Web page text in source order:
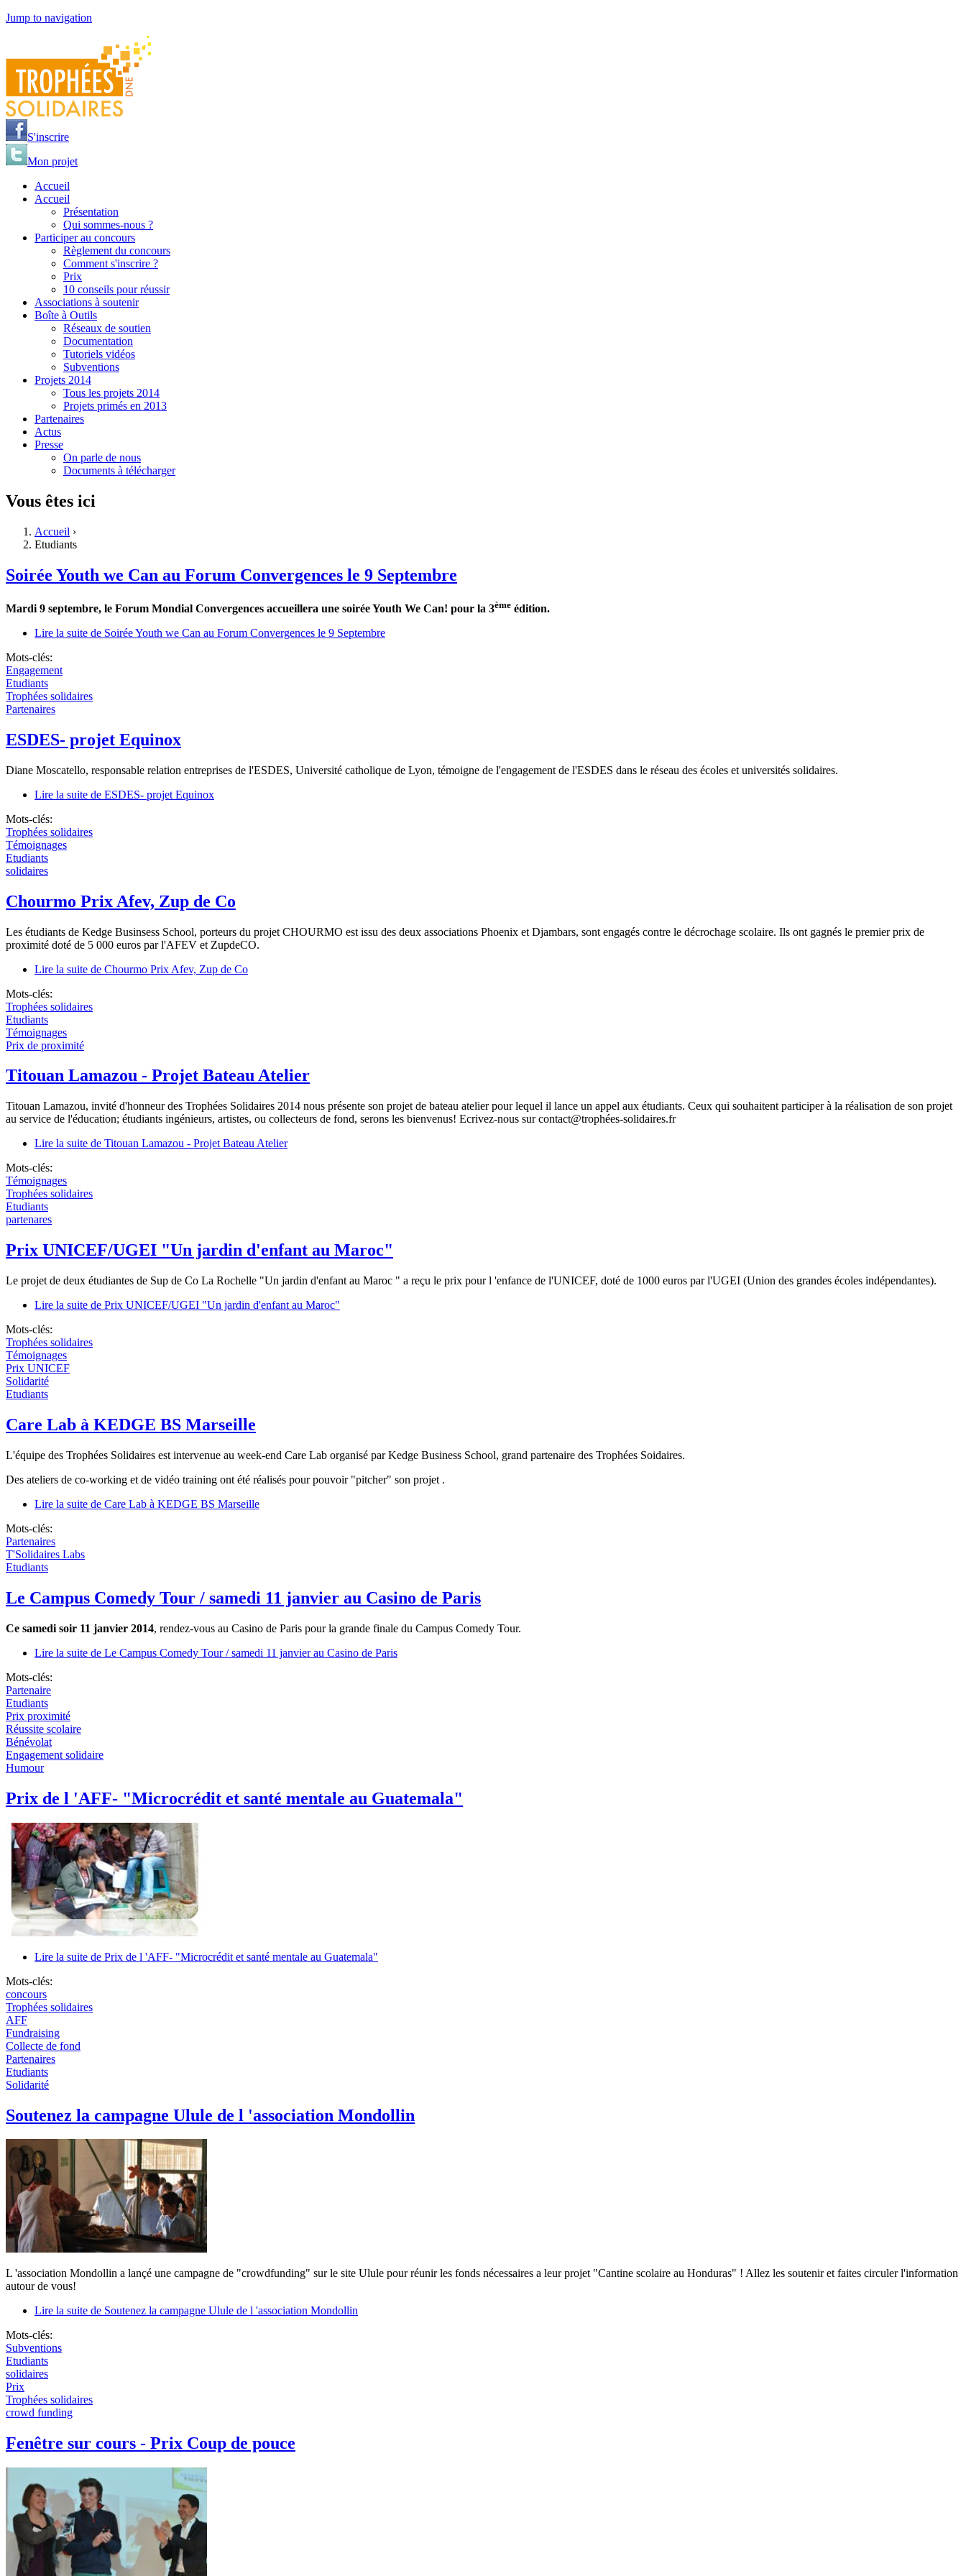
Jump to navigation
S'inscrire
Mon projet
Accueil
Accueil
Présentation
Qui sommes-nous ?
Participer au concours
Règlement du concours
Comment s'inscrire ?
Prix
10 conseils pour réussir
Associations à soutenir
Boîte à Outils
Réseaux de soutien
Documentation
Tutoriels vidéos
Subventions
Projets 2014
Tous les projets 2014
Projets primés en 2013
Partenaires
Actus
Presse
On parle de nous
Documents à télécharger
Vous êtes ici
Accueil ›
Etudiants
Soirée Youth we Can au Forum Convergences le 9 Septembre
Mardi 9 septembre, le Forum Mondial Convergences accueillera une soirée Youth We Can! pour la 3ème édition.
Lire la suite de Soirée Youth we Can au Forum Convergences le 9 Septembre
Mots-clés:
Engagement
Etudiants
Trophées solidaires
Partenaires
ESDES- projet Equinox
Diane Moscatello, responsable relation entreprises de l'ESDES, Université catholique de Lyon, témoigne de l'engagement de l'ESDES dans le réseau des écoles et universités solidaires.
Lire la suite de ESDES- projet Equinox
Mots-clés:
Trophées solidaires
Témoignages
Etudiants
solidaires
Chourmo Prix Afev, Zup de Co
Les étudiants de Kedge Businsess School, porteurs du projet CHOURMO est issu des deux associations Phoenix et Djambars, sont engagés contre le décrochage scolaire. Ils ont gagnés le premier prix de
proximité doté de 5 000 euros par l'AFEV et ZupdeCO.
Lire la suite de Chourmo Prix Afev, Zup de Co
Mots-clés:
Trophées solidaires
Etudiants
Témoignages
Prix de proximité
Titouan Lamazou - Projet Bateau Atelier
Titouan Lamazou, invité d'honneur des Trophées Solidaires 2014 nous présente son projet de bateau atelier pour lequel il lance un appel aux étudiants. Ceux qui souhaitent participer à la réalisation de son projet
au service de l'éducation; étudiants ingénieurs, artistes, ou collecteurs de fond, serons les bienvenus! Ecrivez-nous sur contact@trophées-solidaires.fr
Lire la suite de Titouan Lamazou - Projet Bateau Atelier
Mots-clés:
Témoignages
Trophées solidaires
Etudiants
partenares
Prix UNICEF/UGEI "Un jardin d'enfant au Maroc"
Le projet de deux étudiantes de Sup de Co La Rochelle "Un jardin d'enfant au Maroc " a reçu le prix pour l 'enfance de l'UNICEF, doté de 1000 euros par l'UGEI (Union des grandes écoles indépendantes).
Lire la suite de Prix UNICEF/UGEI "Un jardin d'enfant au Maroc"
Mots-clés:
Trophées solidaires
Témoignages
Prix UNICEF
Solidarité
Etudiants
Care Lab à KEDGE BS Marseille
L'équipe des Trophées Solidaires est intervenue au week-end Care Lab organisé par Kedge Business School, grand partenaire des Trophées Soidaires.
Des ateliers de co-working et de vidéo training ont été réalisés pour pouvoir "pitcher" son projet .
Lire la suite de Care Lab à KEDGE BS Marseille
Mots-clés:
Partenaires
T'Solidaires Labs
Etudiants
Le Campus Comedy Tour / samedi 11 janvier au Casino de Paris
Ce samedi soir 11 janvier 2014, rendez-vous au Casino de Paris pour la grande finale du Campus Comedy Tour.
Lire la suite de Le Campus Comedy Tour / samedi 11 janvier au Casino de Paris
Mots-clés:
Partenaire
Etudiants
Prix proximité
Réussite scolaire
Bénévolat
Engagement solidaire
Humour
Prix de l 'AFF- "Microcrédit et santé mentale au Guatemala"
Lire la suite de Prix de l 'AFF- "Microcrédit et santé mentale au Guatemala"
Mots-clés:
concours
Trophées solidaires
AFF
Fundraising
Collecte de fond
Partenaires
Etudiants
Solidarité
Soutenez la campagne Ulule de l 'association Mondollin
L 'association Mondollin a lançé une campagne de "crowdfunding" sur le site Ulule pour réunir les fonds nécessaires a leur projet "Cantine scolaire au Honduras" ! Allez les soutenir et faites circuler l'information
autour de vous!
Lire la suite de Soutenez la campagne Ulule de l 'association Mondollin
Mots-clés:
Subventions
Etudiants
solidaires
Prix
Trophées solidaires
crowd funding
Fenêtre sur cours - Prix Coup de pouce